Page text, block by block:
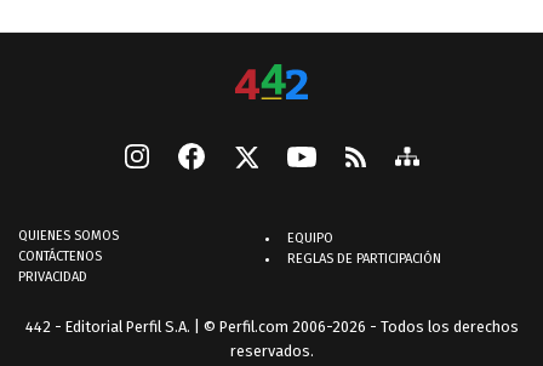
QUIENES SOMOS
CONTÁCTENOS
PRIVACIDAD
EQUIPO
REGLAS DE PARTICIPACIÓN
442 - Editorial Perfil S.A. | © Perfil.com 2006-2026 - Todos los derechos
reservados.